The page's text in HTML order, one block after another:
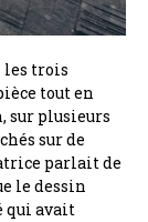
les trois
tout en
sur plusieurs
sur de
parlait de
le dessin
qui avait